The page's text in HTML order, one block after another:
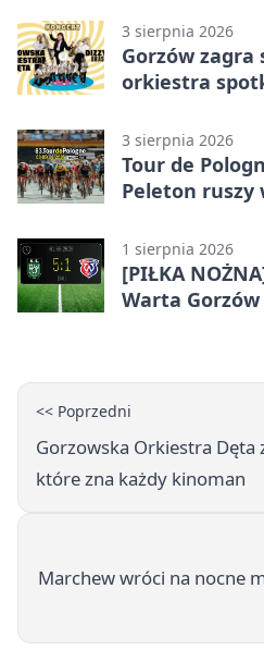
3 sierpnia 2026
Gorzów
orkiestra
3 sierpnia 2026
Tour de
Peleton ruszy
1 sierpnia 2026
[PIŁKA
Warta
<< Poprzedni
Gorzowska Orkiestra
które zna każdy kinoman
Marchew wróci na nocne